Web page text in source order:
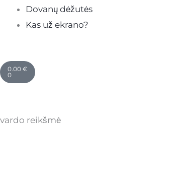
Dovanų dėžutės
Kas už ekrano?
0.00 €
0
Cart
vardo reikšmė